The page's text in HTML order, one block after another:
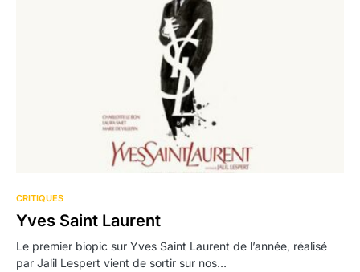
CRITIQUES
Yves Saint Laurent
Le premier biopic sur Yves Saint Laurent de l’année, réalisé
par Jalil Lespert vient de sortir sur nos…